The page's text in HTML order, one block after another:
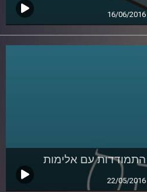
16/06/2016
התמודדות עם אלימות
22/05/2016